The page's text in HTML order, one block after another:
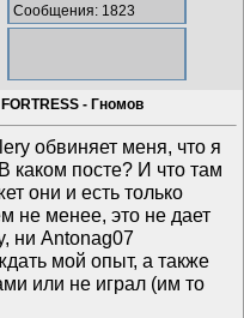
Сообщения: 1823
- Гномов
обвиняет меня, что я
каком посте? И что там
они и есть только
не менее, это не дает
ни Antonag07
мой опыт, а также
или не играл (им то